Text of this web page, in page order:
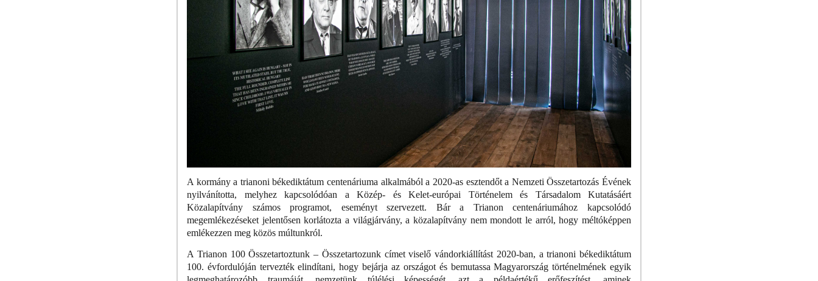
A kormány a trianoni békediktátum centenáriuma alkalmából a 2020-as esztendőt a Nemzeti Összetartozás Évének
nyilvánította, melyhez kapcsolódóan a Közép- és Kelet-európai Történelem és Társadalom Kutatásáért
Közalapítvány számos programot, eseményt szervezett. Bár a Trianon centenáriumához kapcsolódó
megemlékezéseket jelentősen korlátozta a világjárvány, a közalapítvány nem mondott le arról, hogy méltóképpen
emlékezzen meg közös múltunkról.
A Trianon 100 Összetartoztunk – Összetartozunk címet viselő vándorkiállítást 2020-ban, a trianoni békediktátum
100. évfordulóján tervezték elindítani, hogy bejárja az országot és bemutassa Magyarország történelmének egyik